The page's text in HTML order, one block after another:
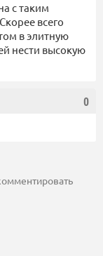
с таким
всего
в элитную
нести высокую
0